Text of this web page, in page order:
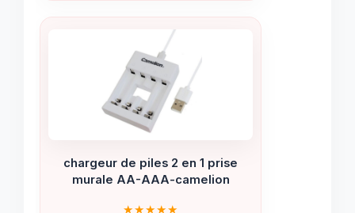
chargeur de piles 2 en 1 prise
murale AA-AAA-camelion